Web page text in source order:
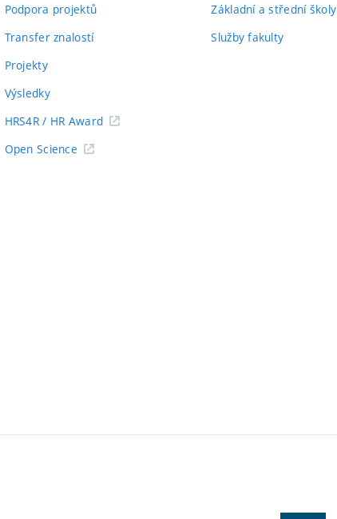
Podpora projektů
Transfer znalostí
Projekty
Výsledky
HRS4R / HR Award
Open Science
Základní a střední školy
Služby fakulty